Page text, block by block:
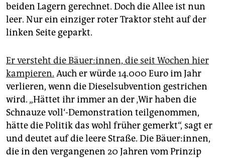
beiden Lagern gerechnet. Doch die Allee ist nun
leer. Nur ein einziger roter Traktor steht auf der
linken Seite geparkt.
Er versteht die Bäuer:innen, die seit Wochen hier
kampieren. Auch er würde 14.000 Euro im Jahr
verlieren, wenn die Dieselsubvention gestrichen
wird. „Hättet ihr immer an der ‚Wir haben die
Schnauze voll‘-Demonstration teilgenommen,
hätte die Politik das wohl früher gemerkt“, sagt er
und deutet auf die leere Straße. Die Bäuer:innen,
die in den vergangenen 20 Jahren vom Prinzip